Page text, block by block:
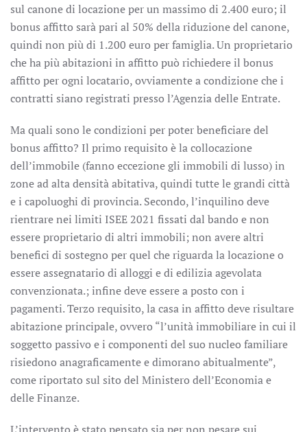
sul canone di locazione per un massimo di 2.400 euro; il
bonus affitto sarà pari al 50% della riduzione del canone,
quindi non più di 1.200 euro per famiglia. Un proprietario
che ha più abitazioni in affitto può richiedere il bonus
affitto per ogni locatario, ovviamente a condizione che i
contratti siano registrati presso l’Agenzia delle Entrate.
Ma quali sono le condizioni per poter beneficiare del
bonus affitto? Il primo requisito è la collocazione
dell’immobile (fanno eccezione gli immobili di lusso) in
zone ad alta densità abitativa, quindi tutte le grandi città
e i capoluoghi di provincia. Secondo, l’inquilino deve
rientrare nei limiti ISEE 2021 fissati dal bando e non
essere proprietario di altri immobili; non avere altri
benefici di sostegno per quel che riguarda la locazione o
essere assegnatario di alloggi e di edilizia agevolata
convenzionata.; infine deve essere a posto con i
pagamenti. Terzo requisito, la casa in affitto deve risultare
abitazione principale, ovvero “l’unità immobiliare in cui il
soggetto passivo e i componenti del suo nucleo familiare
risiedono anagraficamente e dimorano abitualmente”,
come riportato sul sito del Ministero dell’Economia e
delle Finanze.